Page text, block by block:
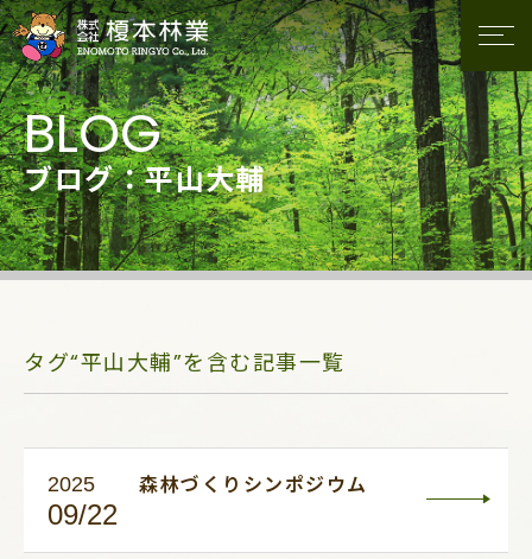
ブログ：平山大輔
タグ“平山大輔”を含む記事一覧
2025
09/22
森林づくりシンポジウム